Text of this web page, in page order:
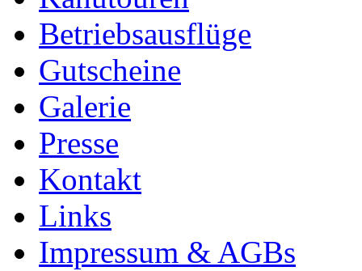
Betriebsausflüge
Gutscheine
Galerie
Presse
Kontakt
Links
Impressum & AGBs